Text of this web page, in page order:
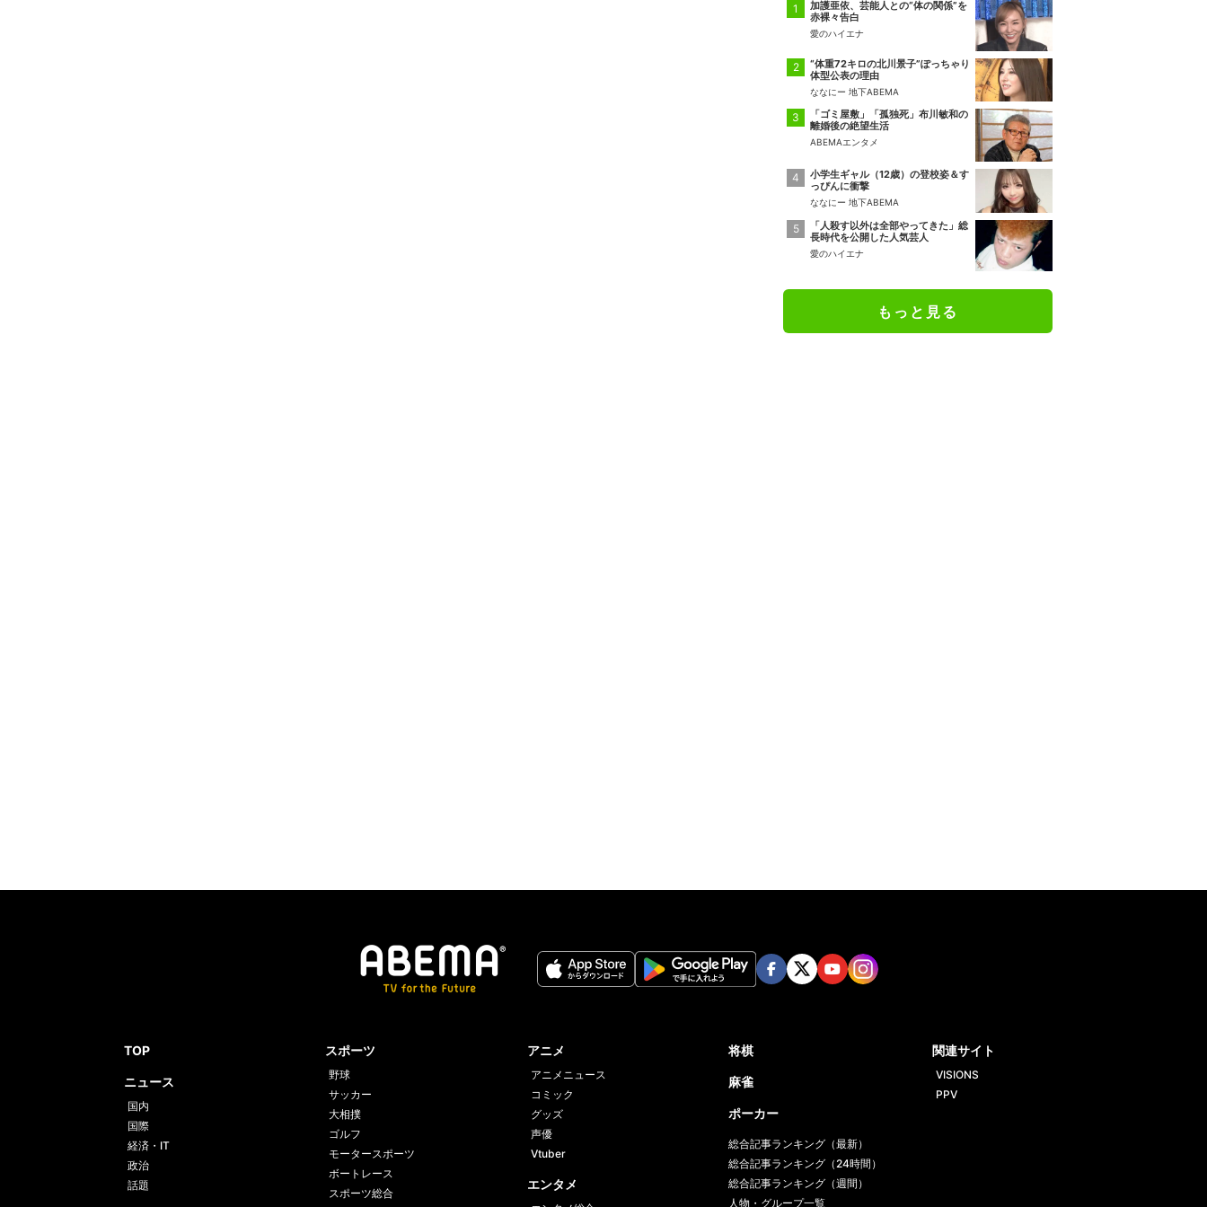
加護亜依、芸能人との“体の関係”を
赤裸々告白
愛のハイエナ
“体重72キロの北川景子”ぽっちゃり
体型公表の理由
ななにー 地下ABEMA
「ゴミ屋敷」「孤独死」布川敏和の
離婚後の絶望生活
ABEMAエンタメ
小学生ギャル（12歳）の登校姿＆す
っぴんに衝撃
ななにー 地下ABEMA
「人殺す以外は全部やってきた」総
長時代を公開した人気芸人
愛のハイエナ
もっと見る
TOP
ニュース
国内
国際
経済・IT
政治
話題
スポーツ
野球
サッカー
大相撲
ゴルフ
モータースポーツ
ボートレース
スポーツ総合
アニメ
アニメニュース
コミック
グッズ
声優
Vtuber
エンタメ
将棋
麻雀
ポーカー
総合記事ランキング（最新）
総合記事ランキング（24時間）
総合記事ランキング（週間）
人物・グループ一覧
関連サイト
VISIONS
PPV